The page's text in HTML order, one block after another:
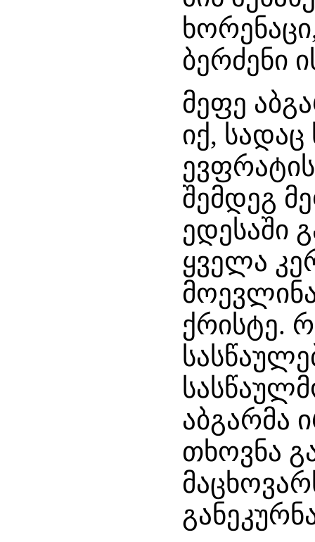
ბერძენი
მეფე
იქ,
შემდეგ
ედესაში
ყველა
ქრისტე.
აბგარმა
თხოვნა